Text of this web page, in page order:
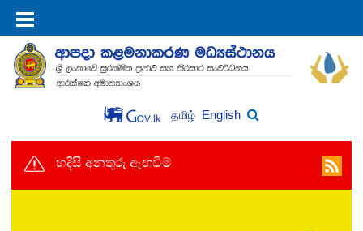
தமிழ் English
හදිසි අනතුරු ඇඟවීම්